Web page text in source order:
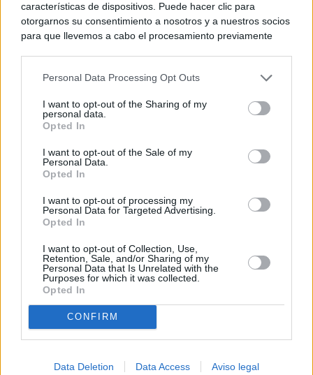
características de dispositivos. Puede hacer clic para
otorgarnos su consentimiento a nosotros y a nuestros socios
para que llevemos a cabo el procesamiento previamente
negar su consentimiento. Tenga en cuenta que algún
de su consentimiento, pero usted tiene el derecho de
rechazar tal procesamiento. Sus preferencias se aplicarán
cualquier momento entrando de nuevo en este sitio web o
visitando nuestra política de privacidad.
Personal Data Processing Opt Outs
I want to opt-out of the Sharing of my
personal data.
Opted In
I want to opt-out of the Sale of my
Personal Data.
Opted In
I want to opt-out of processing my
Personal Data for Targeted Advertising.
Opted In
I want to opt-out of Collection, Use,
Retention, Sale, and/or Sharing of my
Personal Data that Is Unrelated with the
Purposes for which it was collected.
Opted In
CONFIRM
Data Deletion Data Access Aviso legal